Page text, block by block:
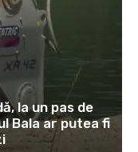
la un pas de
Bala ar putea fi